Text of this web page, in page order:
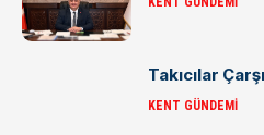
Takıcılar
KENT GÜNDEMI